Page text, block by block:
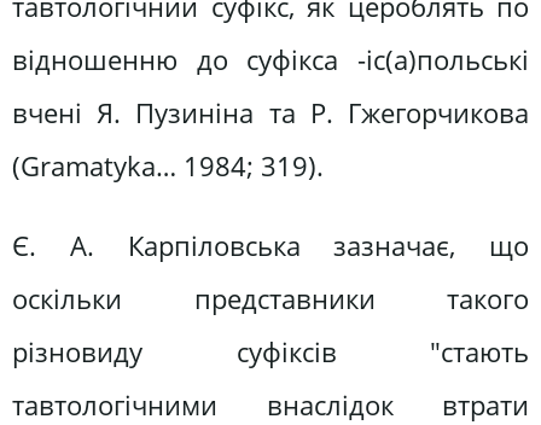
відношенню до суфікса -іс(а)польські
вчені Я. Пузиніна та Р. Гжегорчикова
(Gramatyka… 1984; 319).
Є. А. Карпіловська зазначає, що
оскільки представники такого
різновиду суфіксів "стають
тавтологічними внаслідок втрати